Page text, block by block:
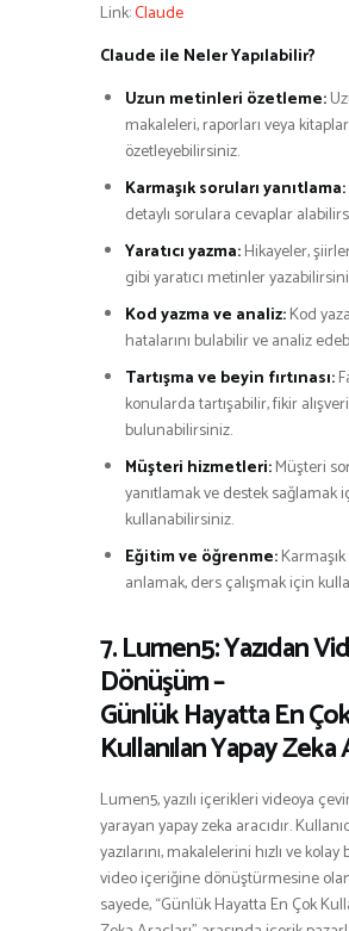
Link:Claude
Claude ile Neler Yapılabilir?
Uzun metinleri özetleme:
makaleleri, raporları veya
özetleyebilirsiniz.
Karmaşık soruları yanıtlama:
detaylı sorulara cevaplar
Yaratıcı yazma:Hikayeler,
gibi yaratıcı metinler
Kod yazma ve analiz:Kod
hatalarını bulabilir ve analiz
Tartışma ve beyin fırtınası:
konularda tartışabilir, fikir
bulunabilirsiniz.
Müşteri hizmetleri:Müşteri
yanıtlamak ve destek sağlamak
kullanabilirsiniz.
Eğitim ve öğrenme:
anlamak, ders çalışmak için
7. Lumen5: Yazıdan
Dönüşüm –
Günlük Hayatta En
Kullanılan Yapay Zeka
Lumen5, yazılı içerikleri videoya
yarayan yapay zeka aracıdır.
yazılarını, makalelerini hızlı ve
video içeriğine dönüştürmesine
sayede, “Günlük Hayatta En Çok